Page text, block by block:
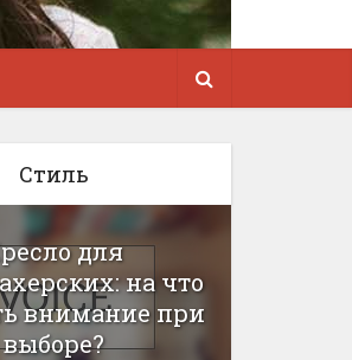
Стиль
для
на что
внимание при
выборе?